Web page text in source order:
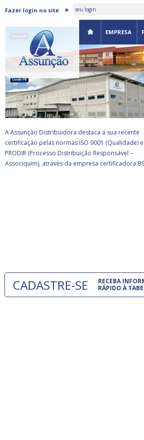
Fazer login no site
EMPRESA
ASSUNÇÃO DISTRIBUIDORA É
CERTIFICADA PELA BSI
A Assunção Distribuidora destaca a sua recente
certificação pelas normas ISO 9001 (Qualidade) e
PRODIR (Processo Distribuição Responsável –
Associquim), através da empresa certificadora
CADASTRE-SE
RECEBA
RÁPIDO À